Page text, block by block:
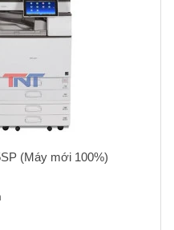
(Máy mới 100%)
100% Máy ricoh MP5055SP
IM5000 thay thế Máy nhập
nguyên kiện .Là máy photocopy